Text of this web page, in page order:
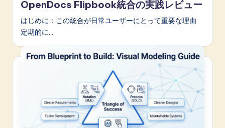
OpenDocs Flipbook統合の実践レビュー
はじめに：この統合が日常ユーザーにとって重要な理由
定期的に…